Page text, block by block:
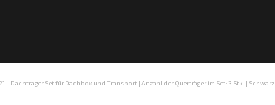
Dachträger Set für Dachbox und Transport | Anzahl der Querträger im Set: 3 Stk. | Schwarz